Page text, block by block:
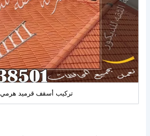
تركيب أسقف قرميد هرمي